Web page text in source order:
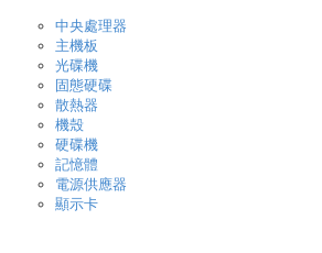
中央處理器
主機板
光碟機
固態硬碟
散熱器
機殼
硬碟機
記憶體
電源供應器
顯示卡